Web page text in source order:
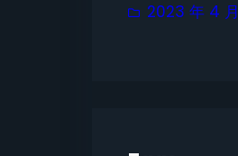
2023 年 4 月